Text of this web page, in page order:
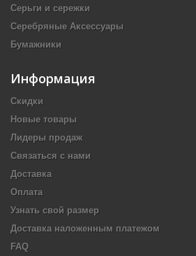
Серьги и сережки
Серебряные Аксессуары
Бумажники
Информация
Скидки
Новые товары
Лидеры продаж
Связаться с нами
Доставка
Оплата
Узнать свой размер
Доставка наложенным платежом
FAQ